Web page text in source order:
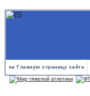
на Главную страницу сайта